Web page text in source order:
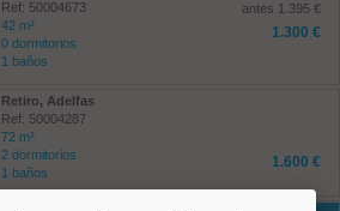
Ref: 50004673
42 m²
0 dormitorios
1 baños
antes 1.395 €
1.300 €
Retiro, Adelfas
Ref: 50004287
72 m²
2 dormitorios
1 baños
1.600 €